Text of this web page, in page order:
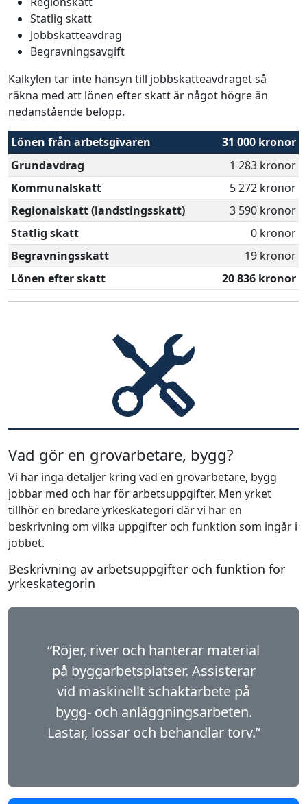
Statlig skatt
Jobbskatteavdrag
Begravningsavgift
Kalkylen tar inte hänsyn till jobbskatteavdraget så
räkna med att lönen efter skatt är något högre än
nedanstående belopp.
Lönen från arbetsgivaren
31 000 kronor
Grundavdrag
1 283 kronor
Kommunalskatt
5 272 kronor
Regionalskatt (landstingsskatt)
3 590 kronor
Statlig skatt
0 kronor
Begravningsskatt
19 kronor
Lönen efter skatt
20 836 kronor
Vad gör en grovarbetare, bygg?
Vi har inga detaljer kring vad en grovarbetare, bygg
jobbar med och har för arbetsuppgifter. Men yrket
tillhör en bredare yrkeskategori där vi har en
beskrivning om vilka uppgifter och funktion som ingår i
jobbet.
Beskrivning av arbetsuppgifter och funktion för
yrkeskategorin
“Röjer, river och hanterar material
på bygg­arbetsplatser. Assisterar
vid maskinellt schaktarbete på
bygg- och anläggningsarbeten.
Lastar, lossar och behandlar torv.”